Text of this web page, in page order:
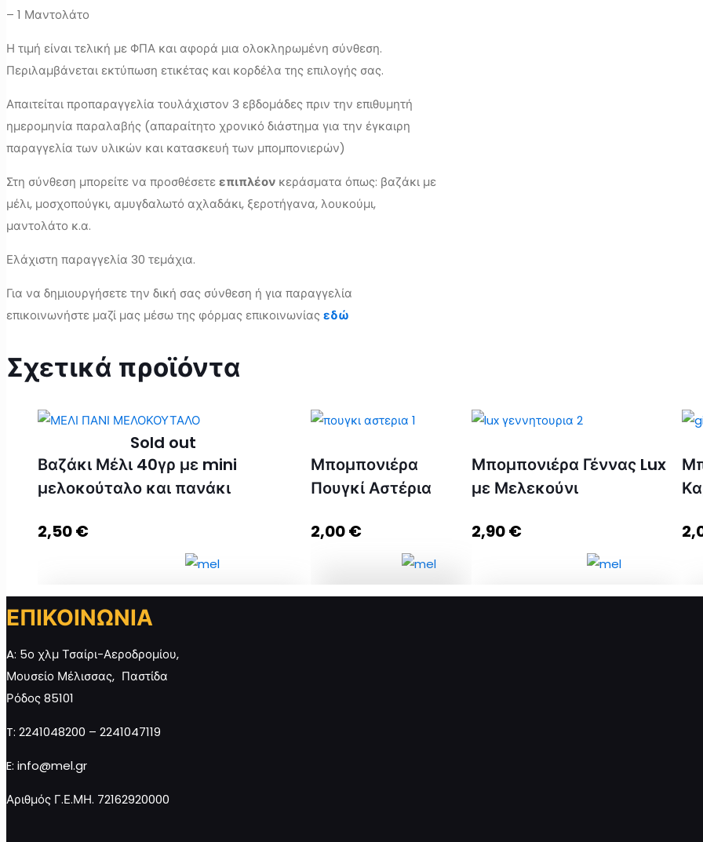
– 1 Μαντολάτο
Η τιμή είναι τελική με ΦΠΑ και αφορά μια ολοκληρωμένη σύνθεση.
Περιλαμβάνεται εκτύπωση ετικέτας και κορδέλα της επιλογής σας.
Απαιτείται προπαραγγελία τουλάχιστον 3 εβδομάδες πριν την επιθυμητή
ημερομηνία παραλαβής (απαραίτητο χρονικό διάστημα για την έγκαιρη
παραγγελία των υλικών και κατασκευή των μπομπονιερών)
Στη σύνθεση μπορείτε να προσθέσετε επιπλέον κεράσματα όπως: βαζάκι με
μέλι, μοσχοπούγκι, αμυγδαλωτό αχλαδάκι, ξεροτήγανα, λουκούμι,
μαντολάτο κ.α.
Ελάχιστη παραγγελία 30 τεμάχια.
Για να δημιουργήσετε την δική σας σύνθεση ή για παραγγελία
επικοινωνήστε μαζί μας μέσω της φόρμας επικοινωνίαςεδώ
Σχετικά προϊόντα
Sold out
Βαζάκι Μέλι 40γρ με mini
μελοκούταλο και πανάκι
2,50€
Βαζάκι Μέλι 40γρ με mini μελοκούταλο
και πανάκι ποσότητα
Μπομπονιέρα
Πουγκί Αστέρια
2,00€
Μπομπονιέρα Γέννας Lux
με Μελεκούνι
2,90€
ΕΠΙΚΟΙΝΩΝΙΑ
A: 5ο χλμ Τσαίρι-Αεροδρομίου,
Μουσείο Μέλισσας, Παστίδα
Ρόδος 85101
T: 2241048200 – 2241047119
E: info@mel.gr
Αριθμός Γ.Ε.ΜΗ. 72162920000